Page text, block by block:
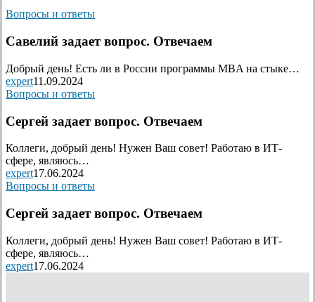
Вопросы и ответы
Савелий задает вопрос. Отвечаем
Добрый день! Есть ли в России программы MBA на стыке…
expert11.09.2024
Вопросы и ответы
Сергей задает вопрос. Отвечаем
Коллеги, добрый день! Нужен Ваш совет! Работаю в ИТ-
сфере, являюсь…
expert17.06.2024
Вопросы и ответы
Сергей задает вопрос. Отвечаем
Коллеги, добрый день! Нужен Ваш совет! Работаю в ИТ-
сфере, являюсь…
expert17.06.2024